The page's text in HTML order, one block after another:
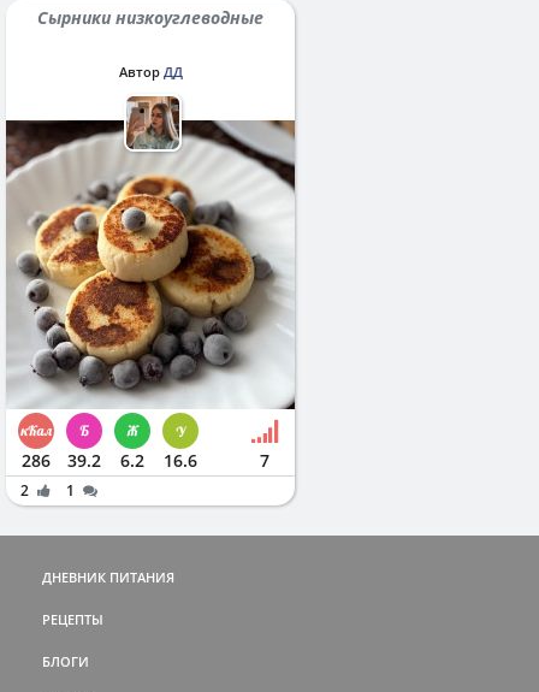
Сырники низкоуглеводные
Автор ДД
286 39.2 6.2 16.6 7
2 1
ДНЕВНИК ПИТАНИЯ
РЕЦЕПТЫ
БЛОГИ